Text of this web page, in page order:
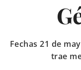
Fechas 21 de
trae